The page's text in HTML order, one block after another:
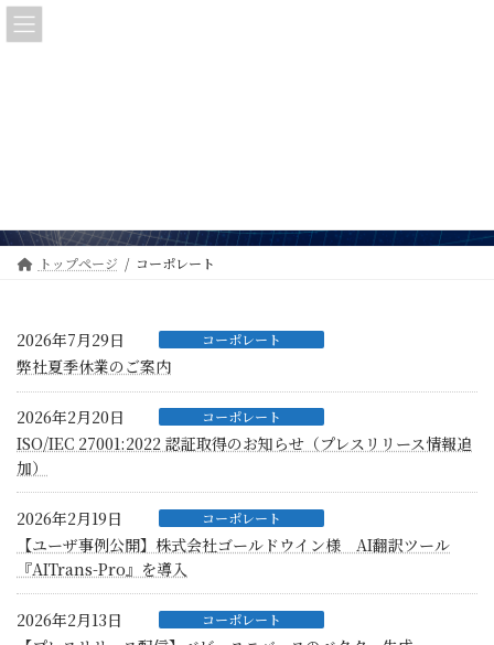
コ
ン
プ
ナ
ビ
動
トップページ コーポレート
2026年7月29日 コーポレート
弊社夏季休業のご案内
2026年2月20日 コーポレート
ISO/IEC 27001:2022 認証取得のお知らせ（プレスリリース情報追
加）
2026年2月19日 コーポレート
【ユーザ事例公開】株式会社ゴールドウイン様 AI翻訳ツール
『AITrans-Pro』を導入
2026年2月13日 コーポレート